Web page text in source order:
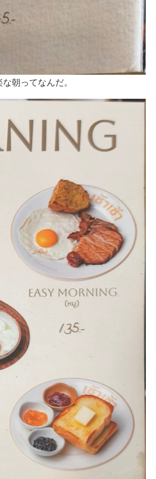
朝ってなんだ。